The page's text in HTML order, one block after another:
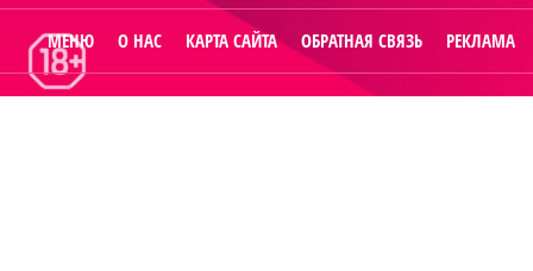
МЕНЮ О НАС КАРТА САЙТА ОБРАТНАЯ СВЯЗЬ РЕКЛАМА